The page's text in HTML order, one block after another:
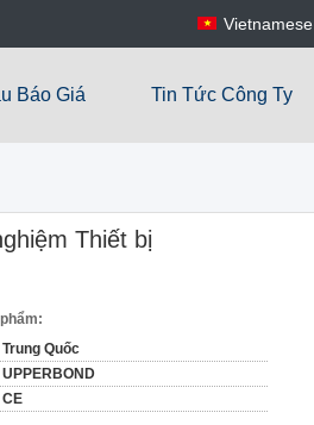
Vietnamese
Báo Giá Tin Tức Công Ty
Thiết bị
Trung Quốc
UPPERBOND
CE